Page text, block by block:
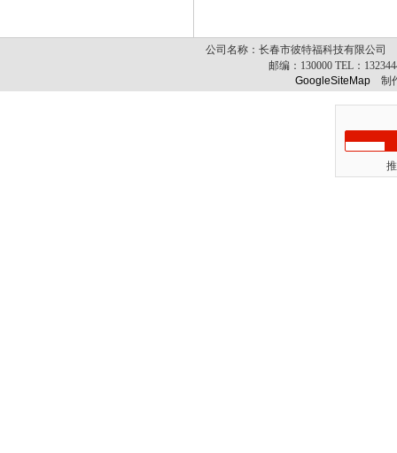
公司名称：长春市彼特福科技有限公司
邮编： 130000 TEL：
GoogleSiteMap 制